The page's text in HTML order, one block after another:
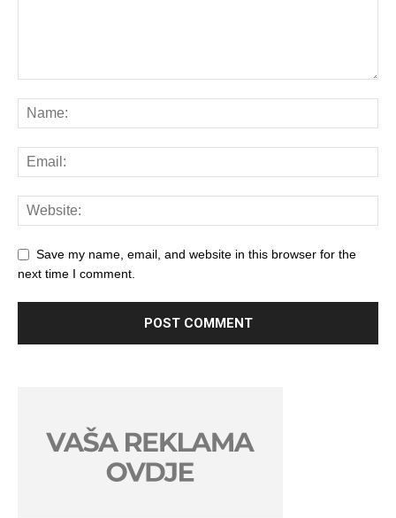
Save my name, email, and website in this browser for the
next time I comment.